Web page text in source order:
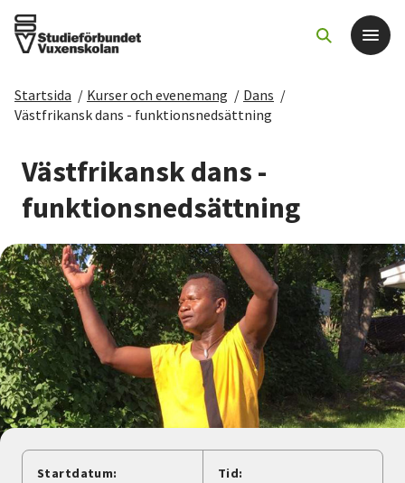
Det här gör vi
För dig som
Sök kurser och evenemang
Om SV
Starta studiecirkel
Cirkelledare
Nyheter
Avdelningar
Startsida / Kurser och evenemang / Dans /
Västfrikansk dans - funktionsnedsättning
Västfrikansk dans -
funktionsnedsättning
Startdatum: Tid: